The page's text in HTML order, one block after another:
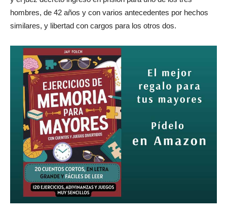
hombres, de 42 años y con varios antecedentes por hechos
similares, y libertad con cargos para los otros dos.